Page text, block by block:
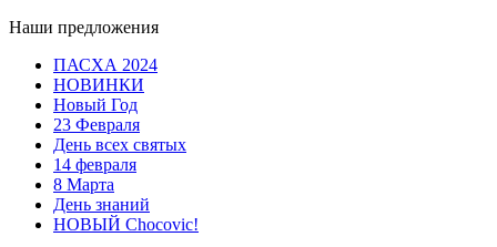
Наши предложения
ПАСХА 2024
НОВИНКИ
Новый Год
23 Февраля
День всех святых
14 февраля
8 Марта
День знаний
НОВЫЙ Chocovic!